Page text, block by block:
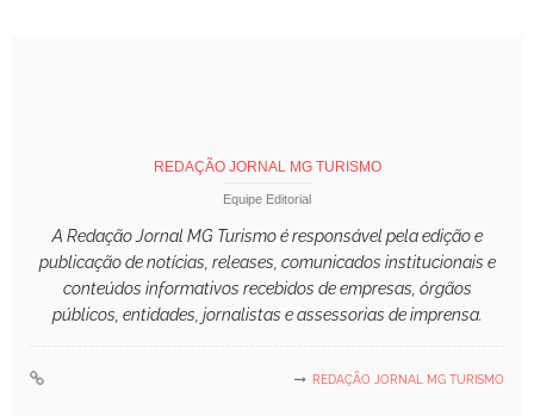
REDAÇÃO JORNAL MG TURISMO
Equipe Editorial
A Redação Jornal MG Turismo é responsável pela edição e
publicação de notícias, releases, comunicados institucionais e
conteúdos informativos recebidos de empresas, órgãos
públicos, entidades, jornalistas e assessorias de imprensa.
REDAÇÃO JORNAL MG TURISMO